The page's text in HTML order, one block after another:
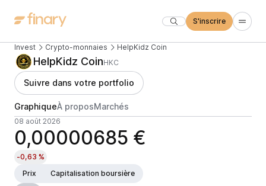
S'inscrire
Invest Crypto-monnaies HelpKidz Coin
HelpKidz CoinHKC
Suivre dans votre portfolio
GraphiqueÀ proposMarchés
08 août 2026
0,00000685 €
-0,63 %
Prix
Capitalisation boursière